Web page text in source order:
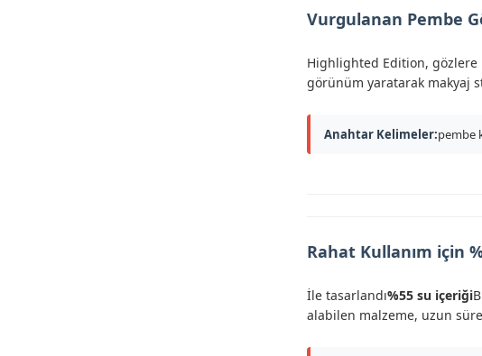
Vurgulanan Pembe
Highlighted Edition, gözlere
görünüm yaratarak makyaj
Anahtar Kelimeler:pembe
Rahat Kullanım için
İle tasarlandı%55 su içeriği
alabilen malzeme, uzun